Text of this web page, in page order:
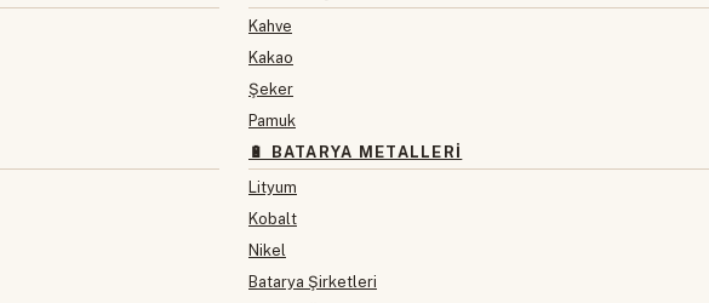
Kahve
Kakao
Şeker
Pamuk
🔋 BATARYA METALLERI
Lityum
Kobalt
Nikel
Batarya Şirketleri